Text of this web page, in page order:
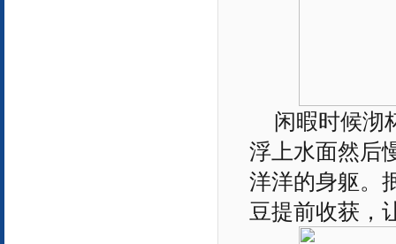
闲暇时候沏
浮上水面然后
洋洋的身躯。
豆提前收获